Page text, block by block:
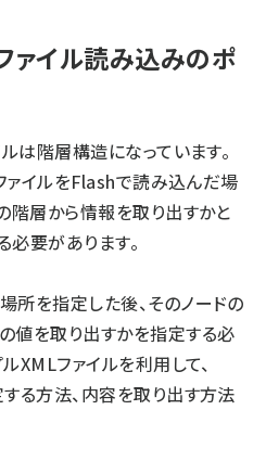
ァイル読み込みのポ
は階層構造になっています。
イルをFlashで読み込んだ場
階層から情報を取り出すかと
必要があります。
所を指定した後、そのノードの
値を取り出すかを指定する必
XMLファイルを利用して、
る方法、内容を取り出す方法